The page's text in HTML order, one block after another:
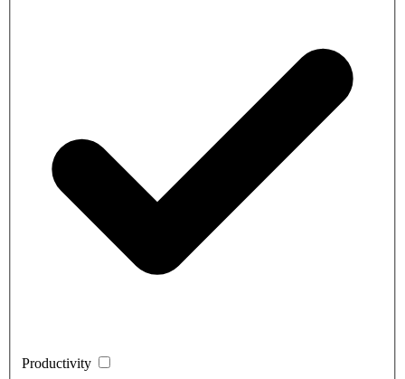
Productivity